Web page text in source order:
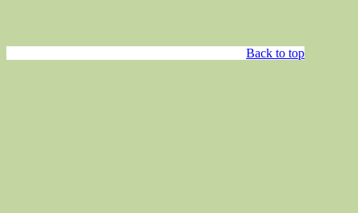
Back to top